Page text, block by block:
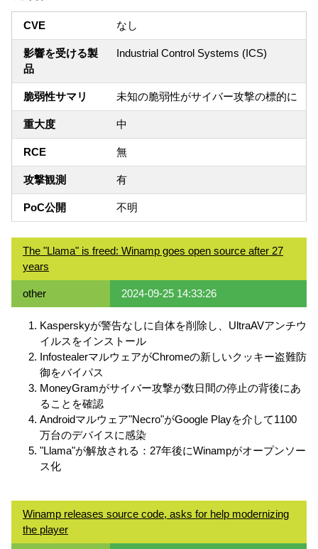
CVE なし
影響を受ける製
品
Industrial Control Systems (ICS)
脆弱性サマリ 未知の脆弱性がサイバー攻撃の標的に
重大度 中
RCE 無
攻撃観測 有
PoC公開 不明
The "Llama" is freed: Winamp goes open source after 27
years
other 2024-09-25 14:33:26
Kasperskyが警告なしに自体を削除し、UltraAVアンチウ
イルスをインストール
InfostealerマルウェアがChromeの新しいクッキー盗難防
御をバイパス
MoneyGramがサイバー攻撃が数日間の停止の背後にあ
ることを確認
Androidマルウェア"Necro"がGoogle Playを介して1100
万台のデバイスに感染
"Llama"が解放される：27年後にWinampがオープンソー
ス化
Winamp releases source code, asks for help modernizing
the player